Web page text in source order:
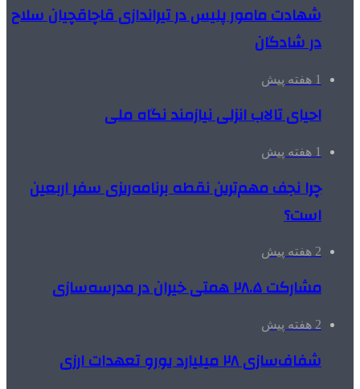
شهادت مامور پلیس در تیراندازی قاچاقچیان سلاح
در شادگان
1 هفته پیش
احیای تالاب انزلی نیازمند نگاه ملی
1 هفته پیش
چرا نجف مهم‌ترین نقطه برنامه‌ریزی سفر اربعین
است؟
2 هفته پیش
مشارکت ۲۸.۵ همتی خیران در مدرسه‌سازی
2 هفته پیش
شفاف‌سازی ۲۸ میلیارد یورو تعهدات ارزی